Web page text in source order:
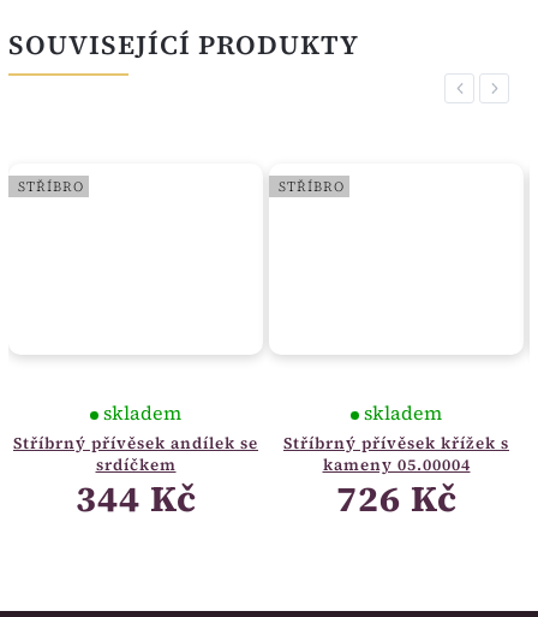
SOUVISEJÍCÍ PRODUKTY
Previous
STŘÍBRO
Stříbrný přívěsek andílek se
srdíčkem
skladem
344 Kč
STŘÍBRO
Stříbrný přívěsek křížek s
kameny 05.00004
skladem
726 Kč
Next